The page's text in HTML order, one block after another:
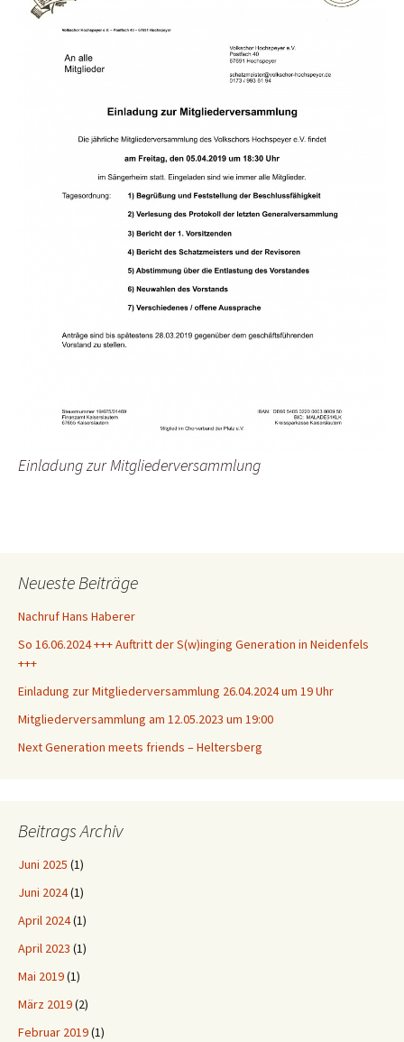
Einladung zur Mitgliederversammlung
Neueste Beiträge
Nachruf Hans Haberer
So 16.06.2024 +++ Auftritt der S(w)inging Generation in Neidenfels
+++
Einladung zur Mitgliederversammlung 26.04.2024 um 19 Uhr
Mitgliederversammlung am 12.05.2023 um 19:00
Next Generation meets friends – Heltersberg
Beitrags Archiv
Juni 2025 (1)
Juni 2024(1)
April 2024(1)
April 2023 (1)
Mai 2019(1)
März 2019(2)
Februar 2019(1)